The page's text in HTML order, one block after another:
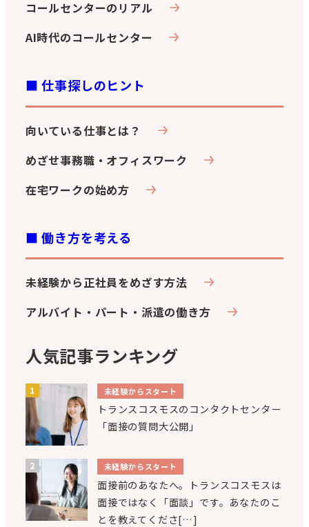
コールセンターのリアル
AI時代のコールセンター
■ 仕事探しのヒント
向いている仕事とは？
めざせ事務職・オフィスワーク
在宅ワークの始め方
■ 働き方を考える
未経験から正社員をめざす方法
アルバイト・パート・派遣の働き方
人気記事ランキング
未経験からスタート
トランスコスモスのコンタクトセンター
「面接の質問大公開」
未経験からスタート
面接前のあなたへ。トランスコスモスは
面接ではなく「面談」です。あなたのこ
とを教えてくださ[…]